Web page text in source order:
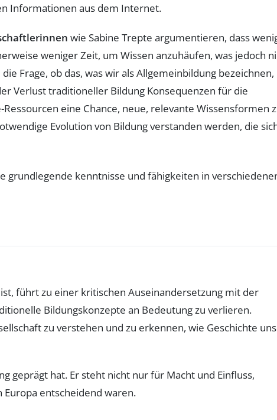
Informationen aus dem Internet.
wie Sabine Trepte argumentieren, dass
weniger Zeit, um Wissen anzuhäufen, was jedoch
Frage, ob das, was wir als Allgemeinbildung bezeichnen,
Verlust traditioneller Bildung Konsequenzen für die
eine Chance, neue, relevante Wissensformen
Evolution von Bildung verstanden werden, die
führt zu einer kritischen Auseinandersetzung mit der
Bildungskonzepte an Bedeutung zu verlieren.
zu verstehen und zu erkennen, wie Geschichte
geprägt hat. Er steht nicht nur für Macht und Einfluss,
entscheidend waren.